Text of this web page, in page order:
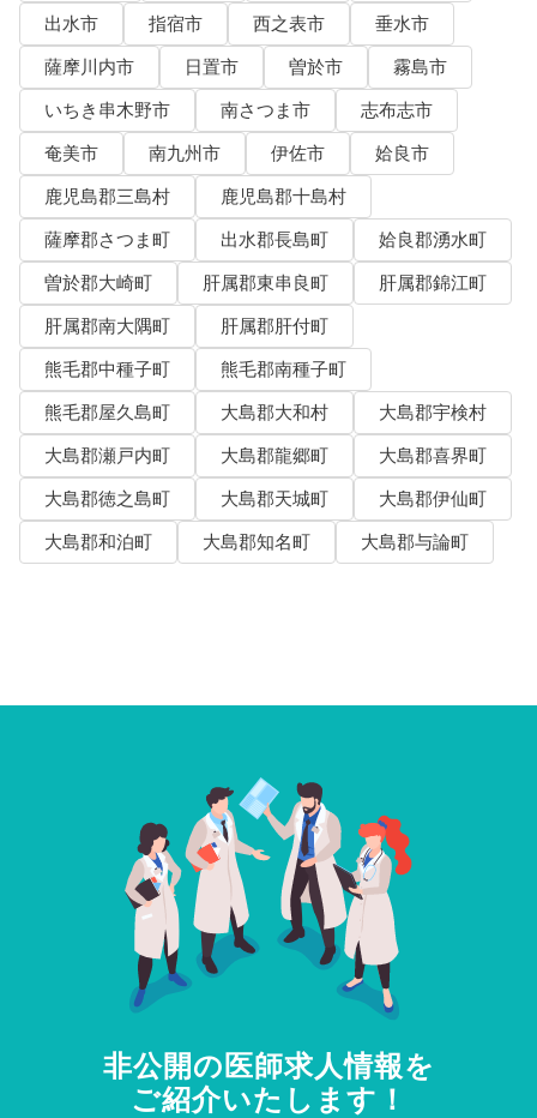
出水市
指宿市 西之表市
垂水市
薩摩川内市
日置市 曽於市
霧島市
いちき串木野市
南さつま市
志布志市
奄美市
南九州市 伊佐市
姶良市
鹿児島郡三島村
鹿児島郡十島村
薩摩郡さつま町
出水郡長島町
姶良郡湧水町
曽於郡大崎町
肝属郡東串良町
肝属郡錦江町
肝属郡南大隅町
肝属郡肝付町
熊毛郡中種子町
熊毛郡南種子町
熊毛郡屋久島町
大島郡大和村
大島郡宇検村
大島郡瀬戸内町
大島郡龍郷町
大島郡喜界町
大島郡徳之島町
大島郡天城町
大島郡伊仙町
大島郡和泊町
大島郡知名町 大島郡与論町
非公開の医師求人情報を
ご紹介いたします！